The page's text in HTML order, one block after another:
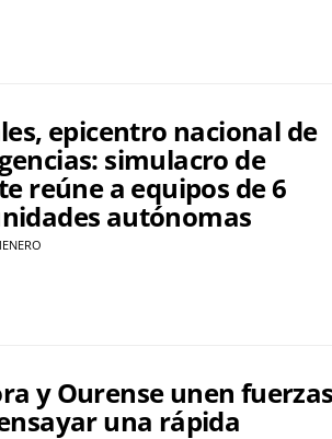
epicentro nacional de
simulacro de
reúne a equipos de 6
autónomas
y Ourense unen fuerzas
una rápida